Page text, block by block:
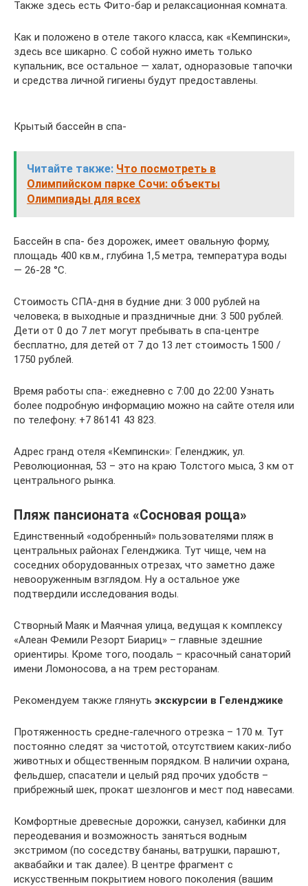
Также здесь есть Фито-бар и релаксационная комната.
Как и положено в отеле такого класса, как «Кемпински»,
здесь все шикарно. С собой нужно иметь только
купальник, все остальное — халат, одноразовые тапочки
и средства личной гигиены будут предоставлены.
Крытый бассейн в спа-
Читайте также: Что посмотреть в
Олимпийском парке Сочи: объекты
Олимпиады для всех
Бассейн в спа- без дорожек, имеет овальную форму,
площадь 400 кв.м., глубина 1,5 метра, температура воды
— 26-28 °C.
Стоимость СПА-дня в будние дни: 3 000 рублей на
человека; в выходные и праздничные дни: 3 500 рублей.
Дети от 0 до 7 лет могут пребывать в спа-центре
бесплатно, для детей от 7 до 13 лет стоимость 1500 /
1750 рублей.
Время работы спа-: ежедневно с 7:00 до 22:00 Узнать
более подробную информацию можно на сайте отеля или
по телефону: +7 86141 43 823.
Адрес гранд отеля «Кемпински»: Геленджик, ул.
Революционная, 53 – это на краю Толстого мыса, 3 км от
центрального рынка.
Пляж пансионата «Сосновая роща»
Единственный «одобренный» пользователями пляж в
центральных районах Геленджика. Тут чище, чем на
соседних оборудованных отрезах, что заметно даже
невооруженным взглядом. Ну а остальное уже
подтвердили исследования воды.
Створный Маяк и Маячная улица, ведущая к комплексу
«Алеан Фемили Резорт Биариц» – главные здешние
ориентиры. Кроме того, поодаль – красочный санаторий
имени Ломоносова, а на трем ресторанам.
Рекомендуем также глянуть экскурсии в Геленджике
Протяженность средне-галечного отрезка – 170 м. Тут
постоянно следят за чистотой, отсутствием каких-либо
животных и общественным порядком. В наличии охрана,
фельдшер, спасатели и целый ряд прочих удобств –
прибрежный шек, прокат шезлонгов и мест под навесами.
Комфортные древесные дорожки, санузел, кабинки для
переодевания и возможность заняться водным
экстримом (по соседству бананы, ватрушки, парашют,
аквабайки и так далее). В центре фрагмент с
искусственным покрытием нового поколения (вашим